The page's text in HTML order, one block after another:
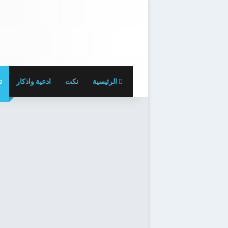
الرئيسية نكت ادعية واذكار